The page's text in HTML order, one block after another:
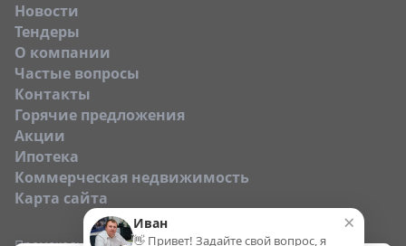
Новости
Тендеры
O компании
Частые вопросы
Контакты
Горячие предложения
Акции
Ипотека
Коммерческая недвижимость
Карта сайта
×
Иван
👋 Привет! Задайте свой вопрос, я